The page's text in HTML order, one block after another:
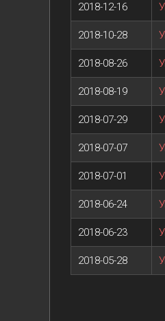
2018-12-16
2018-10-28
2018-08-26
2018-08-19
2018-07-29
2018-07-07
2018-07-01
2018-06-24
2018-06-23
2018-05-28